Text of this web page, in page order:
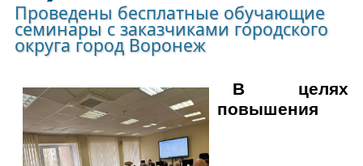
Проведены бесплатные обучающие
семинары с заказчиками городского
округа город Воронеж
В целях
повышения